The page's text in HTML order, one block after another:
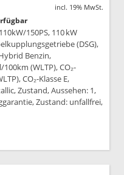
incl. 19% MwSt.
150PS, 110 kW
(DSG),
Benzin,
(WLTP), CO₂-
CO₂-Klasse E,
Zustand, Aussehen: 1,
Zustand: unfallfrei,
drucken